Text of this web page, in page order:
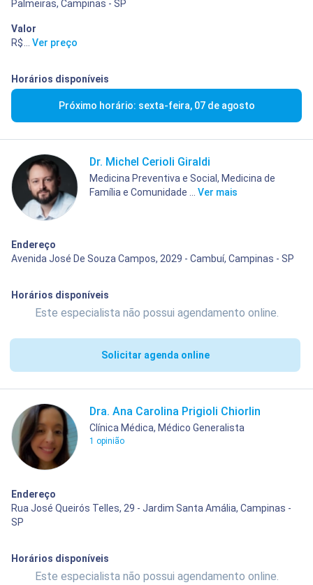
Palmeiras, Campinas - SP
Valor
R$ 755,00
Ver preço
Horários disponíveis
Próximo horário: sexta-feira, 07 de agosto
Dr. Michel Cerioli Giraldi
Medicina Preventiva e Social, Medicina de
Família e Comunidade ... Ver mais
Endereço
Avenida José De Souza Campos, 2029 - Cambuí, Campinas - SP
Horários disponíveis
Este especialista não possui agendamento online.
Solicitar agenda online
Dra. Ana Carolina Prigioli Chiorlin
Clínica Médica, Médico Generalista
1 opinião
Endereço
Rua José Queirós Telles, 29 - Jardim Santa Amália, Campinas -
SP
Horários disponíveis
Este especialista não possui agendamento online.